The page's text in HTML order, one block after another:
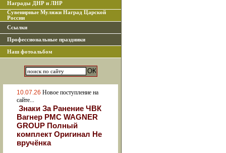
Награды ДНР и ЛНР
Сувенирные Муляжи Наград Царской
России
Ссылки
Профессиональные праздники
Наш фотоальбом
10.07.26 Новое поступление на
сайте...
Знаки За Ранение ЧВК
Вагнер РМС WAGNER
GROUP Полный
комплект Оригинал Не
вручёнка